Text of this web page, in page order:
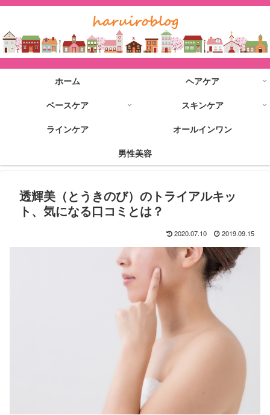
ホーム
ヘアケア
ベースケア
スキンケア
ラインケア
オールインワン
男性美容
透輝美（とうきのび）のトライアルキッ
ト、気になる口コミとは？
2020.07.10 2019.09.15